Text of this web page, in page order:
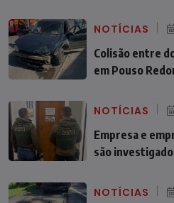
NOTÍCIAS
Colisão entre
em Pouso
NOTÍCIAS
Empresa e
são
NOTÍCIAS